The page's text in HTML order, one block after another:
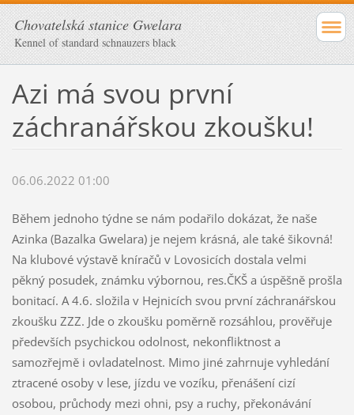
Chovatelská stanice Gwelara
Kennel of standard schnauzers black
Azi má svou první
záchranářskou zkoušku!
06.06.2022 01:00
Během jednoho týdne se nám podařilo dokázat, že naše
Azinka (Bazalka Gwelara) je nejem krásná, ale také šikovná!
Na klubové výstavě kníračů v Lovosicích dostala velmi
pěkný posudek, známku výbornou, res.ČKŠ a úspěšně prošla
bonitací. A 4.6. složila v Hejnicích svou první záchranářskou
zkoušku ZZZ. Jde o zkoušku poměrně rozsáhlou, prověřuje
předevších psychickou odolnost, nekonfliktnost a
samozřejmě i ovladatelnost. Mimo jiné zahrnuje vyhledání
ztracené osoby v lese, jízdu ve vozíku, přenášení cizí
osobou, průchody mezi ohni, psy a ruchy, překonávání